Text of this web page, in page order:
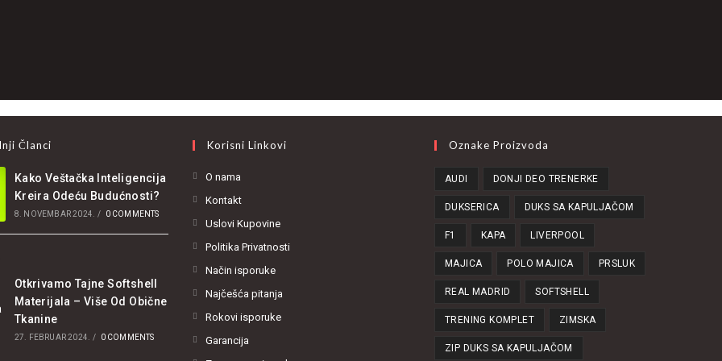
Članci
Kako Veštačka Inteligencija
Kreira Odeću Budućnosti?
8. NOVEMBAR 2024. / 0 COMMENTS
Otkrivamo Tajne Softshell
Materijala – Više Od Obične
Tkanine
27. FEBRUAR 2024. / 0 COMMENTS
Korisni Linkovi
O nama
Kontakt
Uslovi Kupovine
Politika Privatnosti
Način isporuke
Najčešća pitanja
Rokovi isporuke
Garancija
Oznake Proizvoda
AUDI DONJI DEO TRENERKE
DUKSERICA DUKS SA KAPULJAČOM
F1 KAPA LIVERPOOL
MAJICA POLO MAJICA PRSLUK
REAL MADRID SOFTSHELL
TRENING KOMPLET ZIMSKA
ZIP DUKS SA KAPULJAČOM